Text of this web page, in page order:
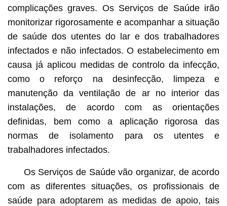
complicações graves. Os Serviços de Saúde irão
monitorizar rigorosamente e acompanhar a situação
de saúde dos utentes do lar e dos trabalhadores
infectados e não infectados. O estabelecimento em
causa já aplicou medidas de controlo da infecção,
como o reforço na desinfecção, limpeza e
manutenção da ventilação de ar no interior das
instalações, de acordo com as orientações
definidas, bem como a aplicação rigorosa das
normas de isolamento para os utentes e
trabalhadores infectados.
Os Serviços de Saúde vão organizar, de acordo
com as diferentes situações, os profissionais de
saúde para adoptarem as medidas de apoio, tais